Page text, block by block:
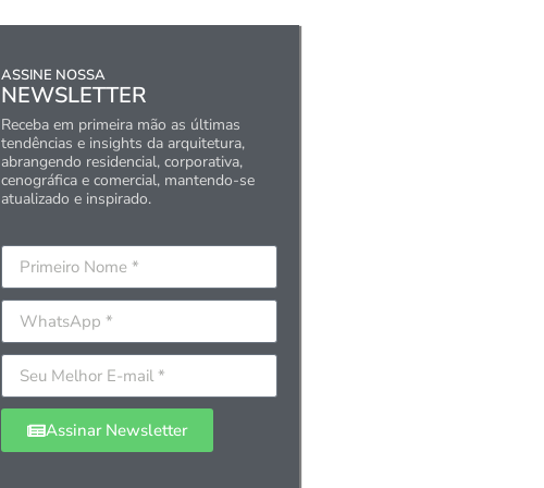
ASSINE NOSSA
NEWSLETTER
Receba em primeira mão as últimas
tendências e insights da arquitetura,
abrangendo residencial, corporativa,
cenográfica e comercial, mantendo-se
atualizado e inspirado.
Assinar Newsletter